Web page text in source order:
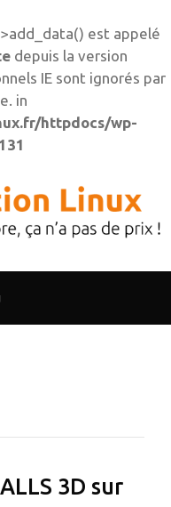
est appelé
depuis la version
IE sont ignorés par
in
httpdocs/wp-
3D sur